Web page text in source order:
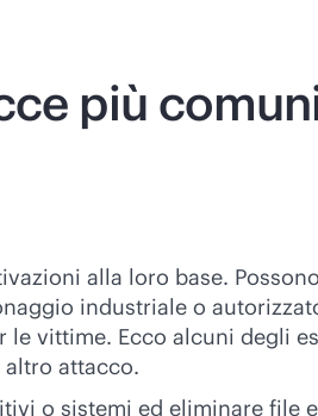
più
alla loro base.
industriale o
vittime. Ecco alcuni degli
attacco.
o sistemi ed eliminare file